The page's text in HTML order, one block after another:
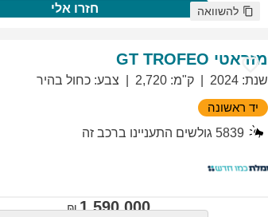
חזרו אלי להשוואה
מזראטי GT TROFEO
שנת:
2024 ק"מ:
2,720 צבע: כחול בהיר
יד ראשונה
5839 גולשים התעניינו ברכב זה
1,590,000